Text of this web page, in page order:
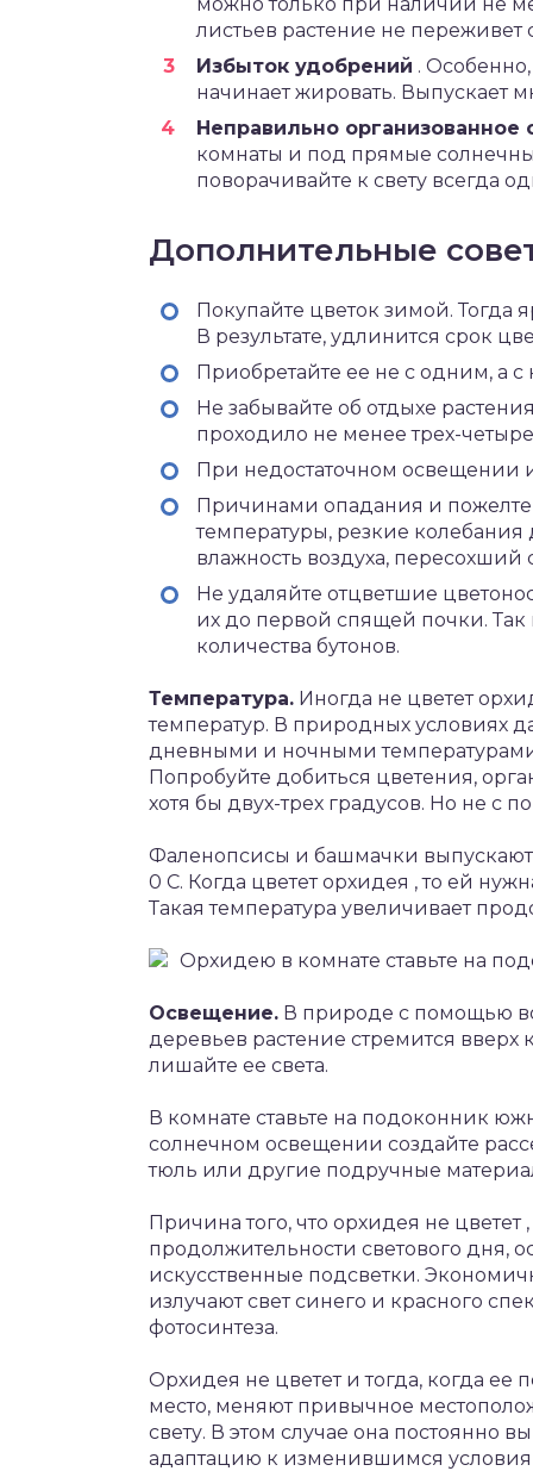
листьев растение не переживет
Избыток удобрений .
начинает жировать. Выпускает
Неправильно организованное
комнаты и под прямые
поворачивайте к свету всегда
Дополнительные
Покупайте цветок зимой. Тогда
В результате, удлинится срок
Приобретайте ее не с одним, а
Не забывайте об отдыхе
проходило не менее трех-
При недостаточном освещении
Причинами опадания и
температуры, резкие
влажность воздуха, пересохший
Не удаляйте отцветшие
их до первой спящей почки.
количества бутонов.
Температура. Иногда не цветет
температур. В природных условиях
дневными и ночными
Попробуйте добиться цветения,
хотя бы двух-трех градусов. Но не
Фаленопсисы и башмачки
0 С. Когда цветет орхидея , то ей
Такая температура увеличивает
Орхидею в комнате ставьте на
Освещение. В природе с помощью
деревьев растение стремится
лишайте ее света.
В комнате ставьте на подоконник
солнечном освещении создайте
тюль или другие подручные
Причина того, что орхидея не цветет
продолжительности светового дня,
искусственные подсветки.
излучают свет синего и красного
фотосинтеза.
Орхидея не цветет и тогда, когда ее
место, меняют привычное
свету. В этом случае она постоянно
адаптацию к изменившимся